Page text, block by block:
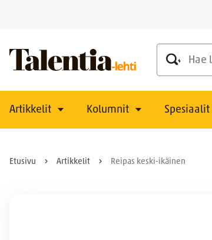
Hae lehdestä
Artikkelit Kolumnit Spesiaalit
Etusivu Artikkelit Reipas keski-ikäinen